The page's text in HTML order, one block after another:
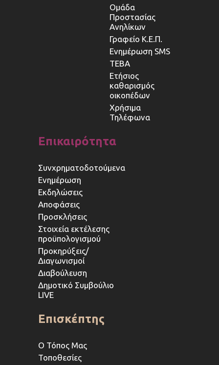
Ομάδα
Προστασίας
Ανηλίκων
Γραφείο Κ.Ε.Π.
Ενημέρωση SMS
ΤΕΒΑ
Ετήσιος
καθαρισμός
οικοπέδων
Χρήσιμα
Τηλέφωνα
Επικαιρότητα
Συνχρηματοδοτούμενα
Ενημέρωση
Εκδηλώσεις
Αποφάσεις
Προσκλήσεις
Στοιχεία εκτέλεσης
προϋπολογισμού
Προκηρύξεις/
Διαγωνισμοί
Διαβούλευση
Δημοτικό Συμβούλιο
LIVE
Επισκέπτης
Ο Τόπος Μας
Τοποθεσίες